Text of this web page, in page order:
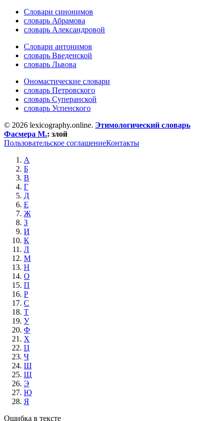
Словари синонимов
словарь Абрамова
словарь Александровой
Словари антонимов
словарь Введенской
словарь Львова
Ономастические словари
словарь Петровского
словарь Суперанской
словарь Успенского
© 2026 lexicography.online. Этимологический словарь
Фасмера М.: злой
Пользовательское соглашениеКонтакты
А
Б
В
Г
Д
Е
Ж
З
И
К
Л
М
Н
О
П
Р
С
Т
У
Ф
Х
Ц
Ч
Ш
Щ
Э
Ю
Я
Ошибка в тексте